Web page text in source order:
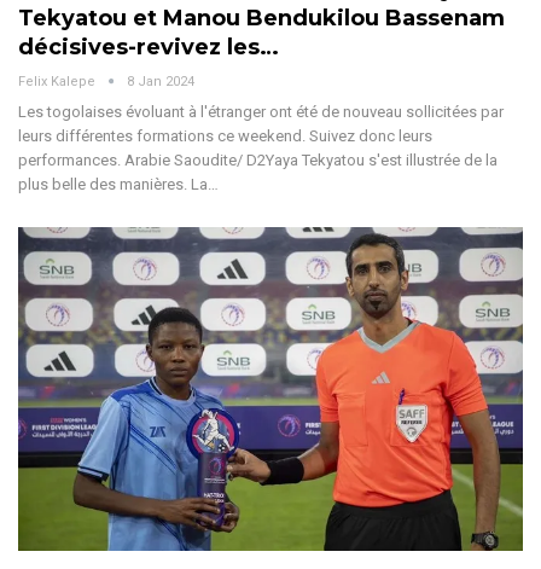
Tekyatou et Manou Bendukilou Bassenam
décisives-revivez les…
Felix Kalepe 8 Jan 2024
Les togolaises évoluant à l'étranger ont été de nouveau sollicitées par
leurs différentes formations ce weekend. Suivez donc leurs
performances. Arabie Saoudite/ D2Yaya Tekyatou s'est illustrée de la
plus belle des manières. La…